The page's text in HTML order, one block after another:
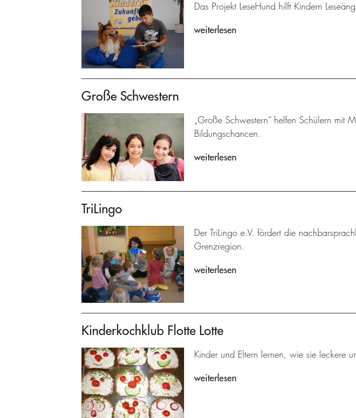
Das Projekt LeseHund hilft Kindern
weiterlesen
Große Schwestern
„Große Schwestern“ helfen Schülern mit
Bildungschancen.
weiterlesen
TriLingo
Der TriLingo e.V. fördert die
Grenzregion.
weiterlesen
Kinderkochklub Flotte Lotte
Kinder und Eltern lernen, wie sie leckere
weiterlesen